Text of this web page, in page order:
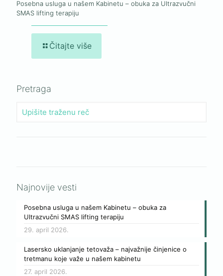
Posebna usluga u našem Kabinetu – obuka za Ultrazvučni
SMAS lifting terapiju
Čitajte više
Pretraga
Najnovije vesti
Posebna usluga u našem Kabinetu – obuka za
Ultrazvučni SMAS lifting terapiju
29. april 2026.
Lasersko uklanjanje tetovaža – najvažnije činjenice o
tretmanu koje važe u našem kabinetu
27. april 2026.